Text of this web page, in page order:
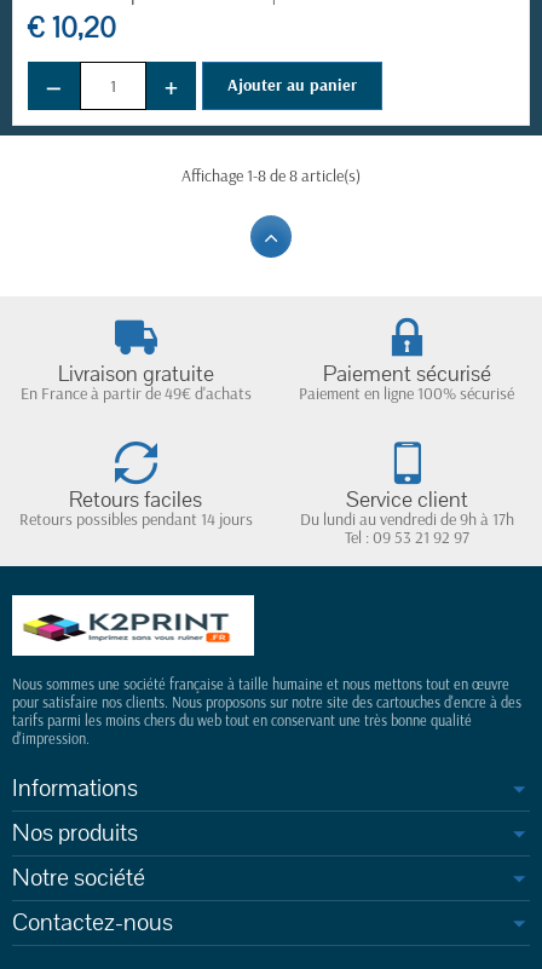
€ 10,20
− + Ajouter au panier
Affichage 1-8 de 8 article(s)
Livraison gratuite
En France à partir de 49€ d'achats
Paiement sécurisé
Paiement en ligne 100% sécurisé
Retours faciles
Retours possibles pendant 14 jours
Service client
Du lundi au vendredi de 9h à 17h
Tel : 09 53 21 92 97
Nous sommes une société française à taille humaine et nous mettons tout en œuvre
pour satisfaire nos clients. Nous proposons sur notre site des cartouches d'encre à des
tarifs parmi les moins chers du web tout en conservant une très bonne qualité
d'impression.
Informations
Nos produits
Notre société
Contactez-nous